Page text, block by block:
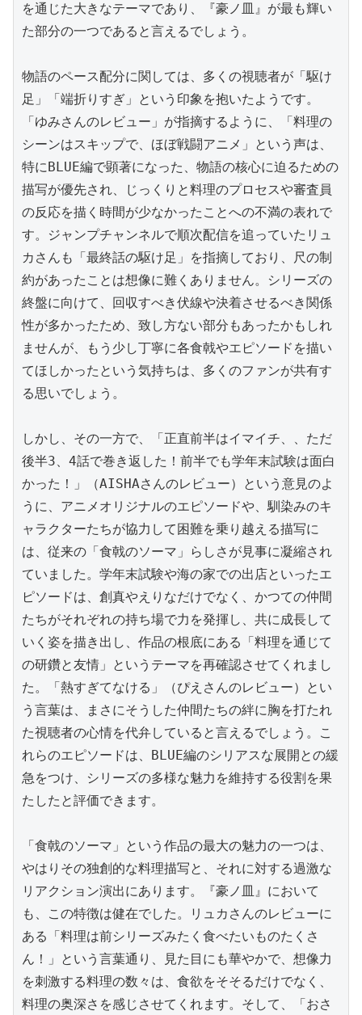
を通じた大きなテーマであり、『豪ノ皿』が最も輝い
た部分の一つであると言えるでしょう。
物語のペース配分に関しては、多くの視聴者が「駆け
足」「端折りすぎ」という印象を抱いたようです。
「ゆみさんのレビュー」が指摘するように、「料理の
シーンはスキップで、ほぼ戦闘アニメ」という声は、
特にBLUE編で顕著になった、物語の核心に迫るための
描写が優先され、じっくりと料理のプロセスや審査員
の反応を描く時間が少なかったことへの不満の表れで
す。ジャンプチャンネルで順次配信を追っていたリュ
カさんも「最終話の駆け足」を指摘しており、尺の制
約があったことは想像に難くありません。シリーズの
終盤に向けて、回収すべき伏線や決着させるべき関係
性が多かったため、致し方ない部分もあったかもしれ
ませんが、もう少し丁寧に各食戟やエピソードを描い
てほしかったという気持ちは、多くのファンが共有す
る思いでしょう。
しかし、その一方で、「正直前半はイマイチ、、ただ
後半3、4話で巻き返した！前半でも学年末試験は面白
かった！」（AISHAさんのレビュー）という意見のよ
うに、アニメオリジナルのエピソードや、馴染みのキ
ャラクターたちが協力して困難を乗り越える描写に
は、従来の「食戟のソーマ」らしさが見事に凝縮され
ていました。学年末試験や海の家での出店といったエ
ピソードは、創真やえりなだけでなく、かつての仲間
たちがそれぞれの持ち場で力を発揮し、共に成長して
いく姿を描き出し、作品の根底にある「料理を通じて
の研鑽と友情」というテーマを再確認させてくれまし
た。「熱すぎてなける」（ぴえさんのレビュー）とい
う言葉は、まさにそうした仲間たちの絆に胸を打たれ
た視聴者の心情を代弁していると言えるでしょう。こ
れらのエピソードは、BLUE編のシリアスな展開との緩
急をつけ、シリーズの多様な魅力を維持する役割を果
たしたと評価できます。
「食戟のソーマ」という作品の最大の魅力の一つは、
やはりその独創的な料理描写と、それに対する過激な
リアクション演出にあります。『豪ノ皿』において
も、この特徴は健在でした。リュカさんのレビューに
ある「料理は前シリーズみたく食べたいものたくさ
ん！」という言葉通り、見た目にも華やかで、想像力
を刺激する料理の数々は、食欲をそそるだけでなく、
料理の奥深さを感じさせてくれます。そして、「おさ